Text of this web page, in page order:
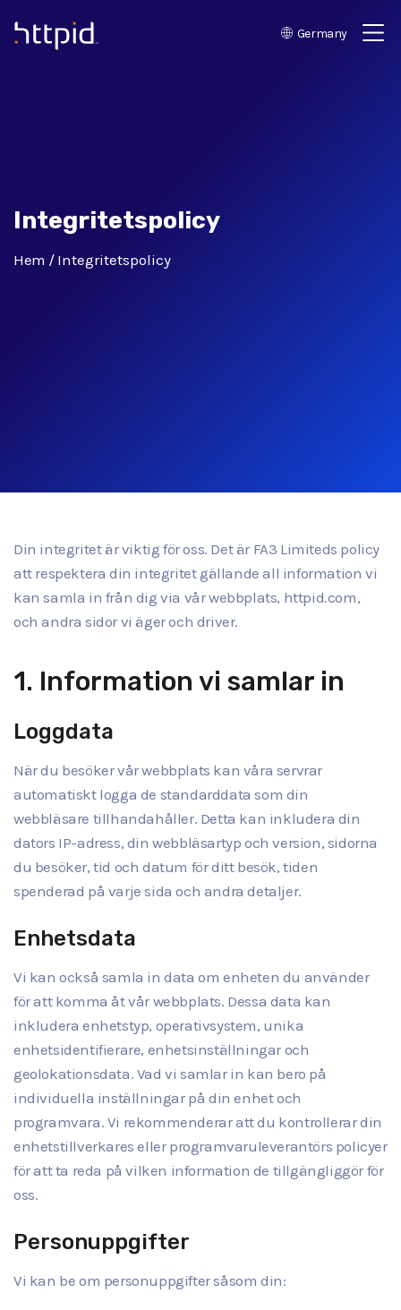
™
Germany
Integritetspolicy
Hem Integritetspolicy
Din integritet är viktig för oss. Det är FA3 Limiteds policy
att respektera din integritet gällande all information vi
kan samla in från dig via vår webbplats, httpid.com,
och andra sidor vi äger och driver.
1. Information vi samlar in
Loggdata
När du besöker vår webbplats kan våra servrar
automatiskt logga de standarddata som din
webbläsare tillhandahåller. Detta kan inkludera din
dators IP-adress, din webbläsartyp och version, sidorna
du besöker, tid och datum för ditt besök, tiden
spenderad på varje sida och andra detaljer.
Enhetsdata
Vi kan också samla in data om enheten du använder
för att komma åt vår webbplats. Dessa data kan
inkludera enhetstyp, operativsystem, unika
enhetsidentifierare, enhetsinställningar och
geolokationsdata. Vad vi samlar in kan bero på
individuella inställningar på din enhet och
programvara. Vi rekommenderar att du kontrollerar din
enhetstillverkares eller programvaruleverantörs policyer
för att ta reda på vilken information de tillgängliggör för
oss.
Personuppgifter
Vi kan be om personuppgifter såsom din: